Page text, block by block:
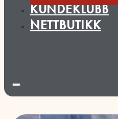
KUNDEKLUBB
NETTBUTIKK